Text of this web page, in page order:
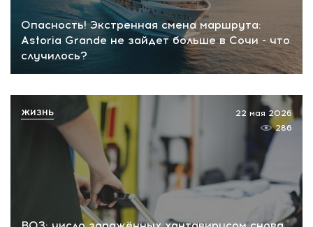
Опасность! Экстренная смена маршрута:
Astoria Grande не зайдет больше в Сочи - что
случилось?
22 мая 2026
286
ЖИЗНЬ